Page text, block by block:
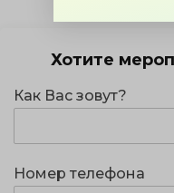
Хотите
Как Вас зовут?
Номер телефона